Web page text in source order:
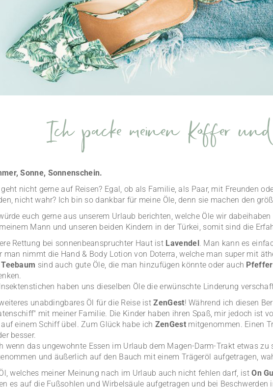
Ich packe meinen Koffer
Sonne, Sonnenschein.
geht nicht gerne auf Reisen? Egal, ob als Familie, als Paar, mit Freunden
nicht wahr? Ich bin so dankbar für meine Öle, denn sie machen den
euch gerne aus unserem Urlaub berichten, welche Öle wir
Mann und unseren beiden Kindern in der Türkei, somit sind die
Rettung bei sonnenbeanspruchter Haut ist Lavendel. Man kann es
man nimmt die Hand & Body Lotion von Doterra, welche man super mit
Teebaum sind auch gute Öle, die man hinzufügen könnte oder auch
haben uns dieselben Öle die erwünschte Linderung
unabdingbares Öl für die Reise istZenGest! Während ich diesen
mit meiner Familie. Die Kinder haben ihren Spaß, mir jedoch ist
einem Schiff übel. Zum Glück habe ich ZenGestmitgenommen. Einen
besser.
wenn das ungewohnte Essen im Urlaub dem Magen-Darm-Trakt etwas zu
und äußerlich auf den Bauch mit einem Trägeröl aufgetragen,
welches meiner Meinung nach im Urlaub auch nicht fehlen darf, istOn
es auf die Fußsohlen und Wirbelsäule aufgetragen und bei